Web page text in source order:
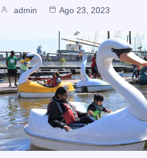
admin Ago 23, 2023